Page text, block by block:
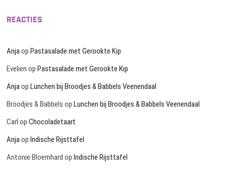
REACTIES
AnjaopPastasalade met Gerookte Kip
Evelien opPastasalade met Gerookte Kip
AnjaopLunchen bij Broodjes & Babbels Veenendaal
Broodjes & Babbels opLunchen bij Broodjes & Babbels Veenendaal
Carl opChocoladetaart
AnjaopIndische Rijsttafel
Antonie Bloemhard opIndische Rijsttafel